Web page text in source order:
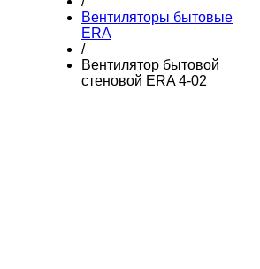
Вентиляторы бытовые
ERA
/
Вентилятор бытовой
стеновой ERA 4-02